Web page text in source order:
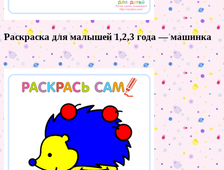
Раскраска для малышей 1,2,3 года — машинка